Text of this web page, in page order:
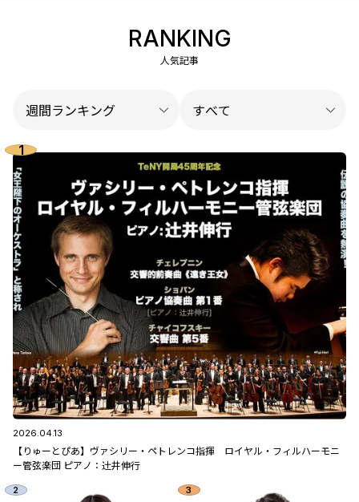
RANKING
人気記事
2026.04.13
【りゅーとぴあ】ヴァシリー・ペトレンコ指揮 ロイヤル・フィルハーモニ
ー管弦楽団 ピアノ：辻󠄀井伸行